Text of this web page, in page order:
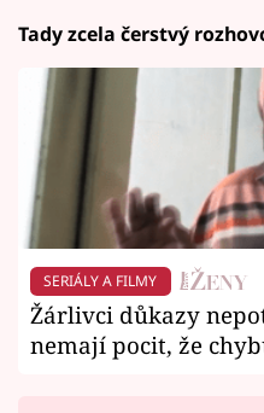
Tady zcela čerstvý
SERIÁLY A FILMY
Žárlivci důkazy
nemají pocit, že